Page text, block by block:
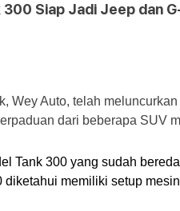
Siap Jadi Jeep dan
Wey Auto, telah
dari beberapa SUV
Tank 300 yang sudah
memiliki setup